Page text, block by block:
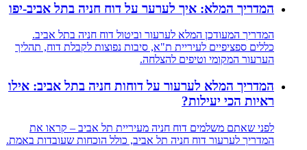
המדריך המלא: איך לערער על דוח חניה בתל אביב-יפו
המדריך המעודכן המלא לערעור וביטול דוח חניה בתל אביב.
כללים ספציפיים לעיריית ת"א, סיבות נפוצות לקבלת דוח, תהליך
הערעור המקומי וטיפים להצלחה.
המדריך המלא לערעור על דוחות חניה בתל אביב: אילו
ראיות הכי יעילות?
לפני שאתם משלמים דוח חניה מעיריית תל אביב – קראו את
המדריך לערעור דוח חניה תל אביב, כולל הוכחות שעובדות באמת.